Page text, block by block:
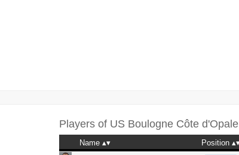
Players of US Boulogne Côte d'Opale
Name Position